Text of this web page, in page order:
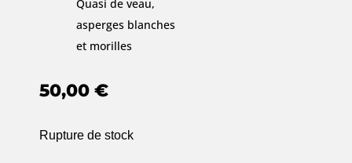
Quasi de veau,
asperges blanches
et morilles
50,00 €
Rupture de stock